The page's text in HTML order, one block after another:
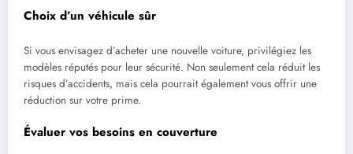
Choix d’un véhicule sûr
Si vous envisagez d’acheter une nouvelle voiture, privilégiez les
modèles réputés pour leur sécurité. Non seulement cela réduit les
risques d’accidents, mais cela pourrait également vous offrir une
réduction sur votre prime.
Évaluer vos besoins en couverture